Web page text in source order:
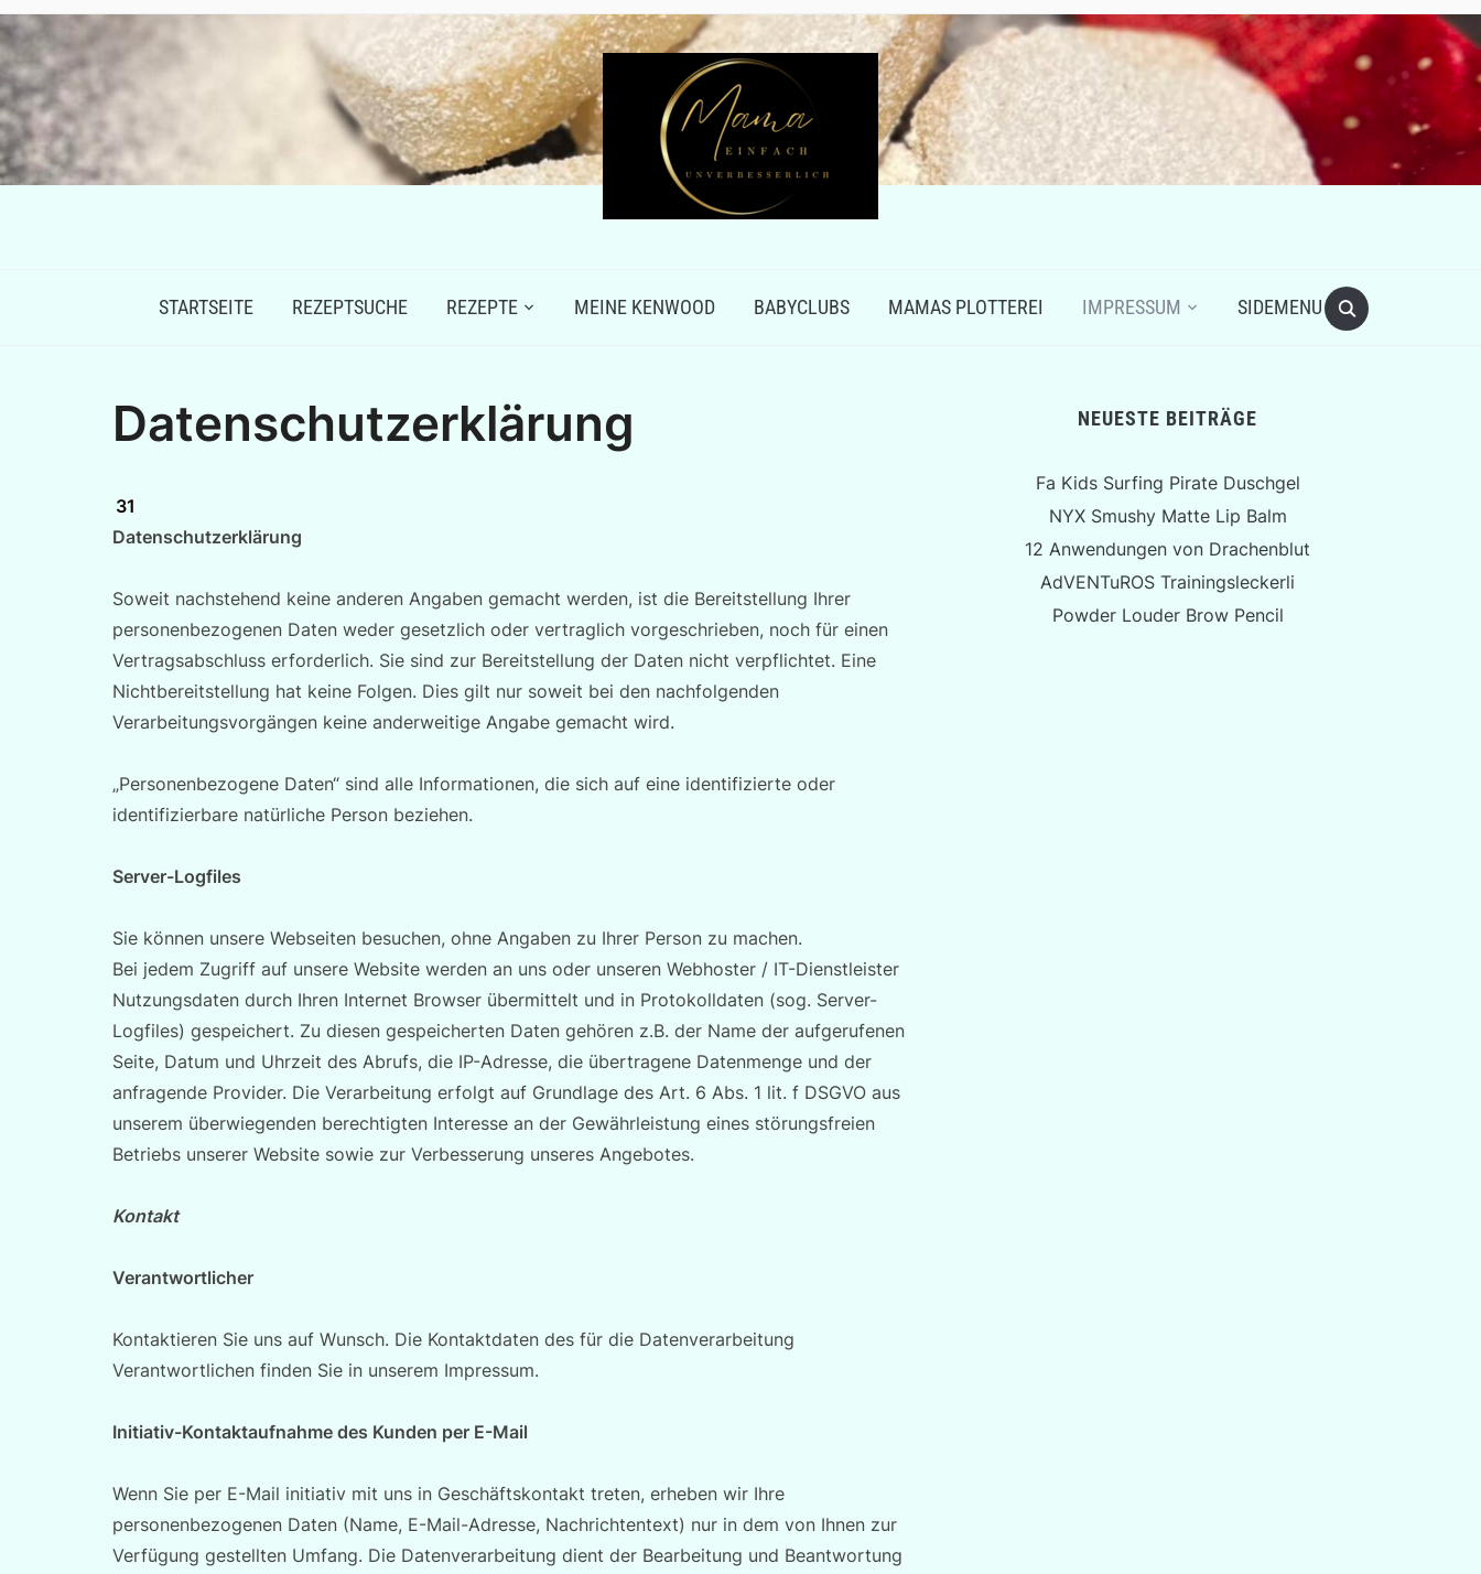
STARTSEITE REZEPTSUCHE REZEPTE MEINE KENWOOD BABYCLUBS MAMAS PLOTTEREI IMPRESSUM SIDEMENU
Datenschutzerklärung
31
Datenschutzerklärung
Soweit nachstehend keine anderen Angaben gemacht werden, ist die Bereitstellung Ihrer
personenbezogenen Daten weder gesetzlich oder vertraglich vorgeschrieben, noch für einen
Vertragsabschluss erforderlich. Sie sind zur Bereitstellung der Daten nicht verpflichtet. Eine
Nichtbereitstellung hat keine Folgen. Dies gilt nur soweit bei den nachfolgenden
Verarbeitungsvorgängen keine anderweitige Angabe gemacht wird.
„Personenbezogene Daten“ sind alle Informationen, die sich auf eine identifizierte oder
identifizierbare natürliche Person beziehen.
Server-Logfiles
Sie können unsere Webseiten besuchen, ohne Angaben zu Ihrer Person zu machen.
Bei jedem Zugriff auf unsere Website werden an uns oder unseren Webhoster / IT-Dienstleister
Nutzungsdaten durch Ihren Internet Browser übermittelt und in Protokolldaten (sog. Server-
Logfiles) gespeichert. Zu diesen gespeicherten Daten gehören z.B. der Name der aufgerufenen
Seite, Datum und Uhrzeit des Abrufs, die IP-Adresse, die übertragene Datenmenge und der
anfragende Provider. Die Verarbeitung erfolgt auf Grundlage des Art. 6 Abs. 1 lit. f DSGVO aus
unserem überwiegenden berechtigten Interesse an der Gewährleistung eines störungsfreien
Betriebs unserer Website sowie zur Verbesserung unseres Angebotes.
Kontakt
Verantwortlicher
Kontaktieren Sie uns auf Wunsch. Die Kontaktdaten des für die Datenverarbeitung
Verantwortlichen finden Sie in unserem Impressum.
Initiativ-Kontaktaufnahme des Kunden per E-Mail
Wenn Sie per E-Mail initiativ mit uns in Geschäftskontakt treten, erheben wir Ihre
personenbezogenen Daten (Name, E-Mail-Adresse, Nachrichtentext) nur in dem von Ihnen zur
Verfügung gestellten Umfang. Die Datenverarbeitung dient der Bearbeitung und Beantwortung
NEUESTE BEITRÄGE
Fa Kids Surfing Pirate Duschgel
NYX Smushy Matte Lip Balm
12 Anwendungen von Drachenblut
AdVENTuROS Trainingsleckerli
Powder Louder Brow Pencil